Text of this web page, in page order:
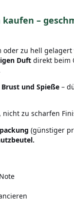
–
oder zu hell
Duft direkt beim
und Spieße –
zu scharfen
(günstiger